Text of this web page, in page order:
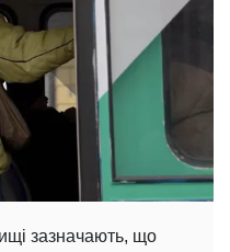
зазначають, що